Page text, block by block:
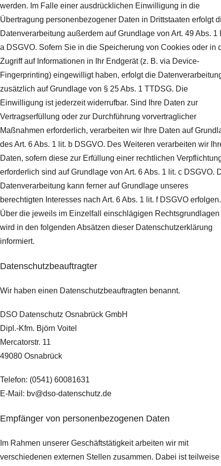
werden. Im Falle einer ausdrücklichen Einwilligung in die
Übertragung personenbezogener Daten in Drittstaaten erfolgt
Datenverarbeitung außerdem auf Grundlage von Art. 49 Abs. 1
a DSGVO. Sofern Sie in die Speicherung von Cookies oder in
Zugriff auf Informationen in Ihr Endgerät (z. B. via Device-
Fingerprinting) eingewilligt haben, erfolgt die
zusätzlich auf Grundlage von § 25 Abs. 1 TTDSG. Die
Einwilligung ist jederzeit widerrufbar. Sind Ihre Daten zur
Vertragserfüllung oder zur Durchführung vorvertraglicher
Maßnahmen erforderlich, verarbeiten wir Ihre Daten auf
des Art. 6 Abs. 1 lit. b DSGVO. Des Weiteren verarbeiten wir
Daten, sofern diese zur Erfüllung einer rechtlichen
erforderlich sind auf Grundlage von Art. 6 Abs. 1 lit. c DSGVO.
Datenverarbeitung kann ferner auf Grundlage unseres
berechtigten Interesses nach Art. 6 Abs. 1 lit. f DSGVO erfolgen.
Über die jeweils im Einzelfall einschlägigen Rechtsgrundlagen
wird in den folgenden Absätzen dieser Datenschutzerklärung
informiert.
Datenschutz­beauftragter
Wir haben einen Datenschutzbeauftragten benannt.
DSO Datenschutz Osnabrück GmbH
Dipl.-Kfm. Björn Voitel
Mercatorstr. 11
49080 Osnabrück
Telefon: (0541) 60081631
E-Mail: bv@dso-datenschutz.de
Empfänger von personenbezogenen Daten
Im Rahmen unserer Geschäftstätigkeit arbeiten wir mit
verschiedenen externen Stellen zusammen. Dabei ist teilweise